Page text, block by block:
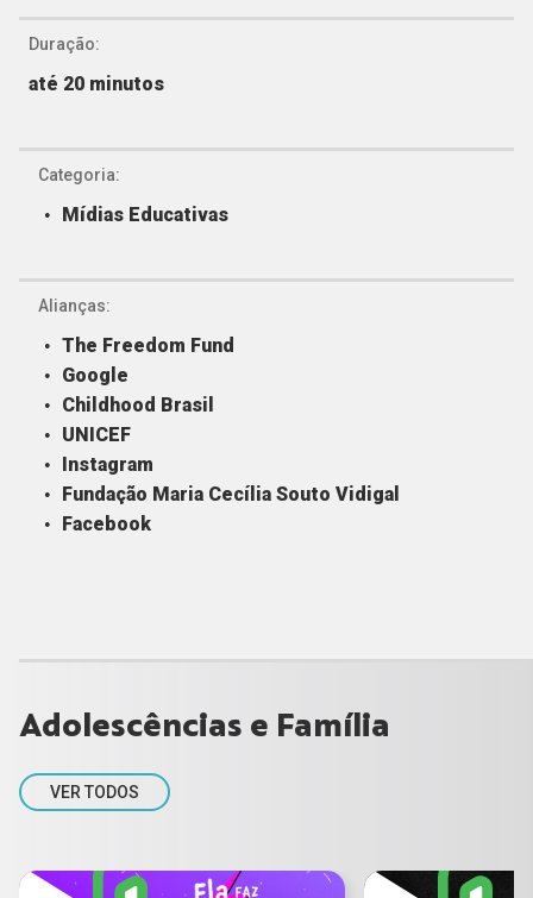
Duração:
até 20 minutos
Categoria:
Mídias Educativas
Alianças:
The Freedom Fund
Google
Childhood Brasil
UNICEF
Instagram
Fundação Maria Cecília Souto Vidigal
Facebook
Adolescências e Família
VER TODOS